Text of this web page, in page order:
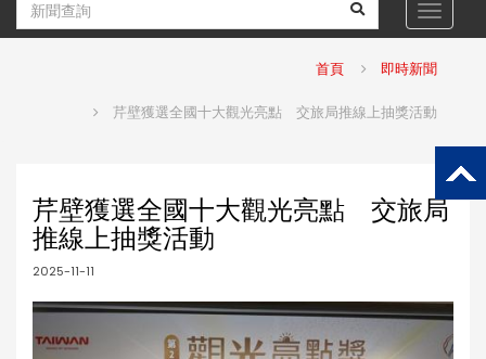
Toggle
首頁 即時新聞
芹壁獲選全國十大觀光亮點 交旅局推線上抽獎活動
芹壁獲選全國十大觀光亮點 交旅局
推線上抽獎活動
2025-11-11